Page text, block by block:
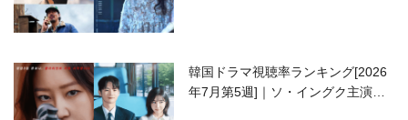
韓国ドラマ視聴率ランキング[2026
年7月第5週]｜ソ・イングク主演の